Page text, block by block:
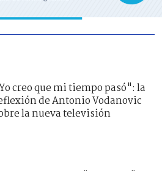
creo que mi tiempo pasó": la
de Antonio Vodanovic
la nueva televisión